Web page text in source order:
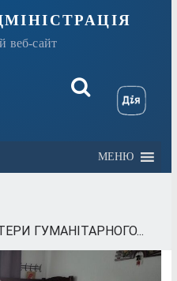
веб-сайт
МЕНЮ
ГУМАНІТАРНОГО...